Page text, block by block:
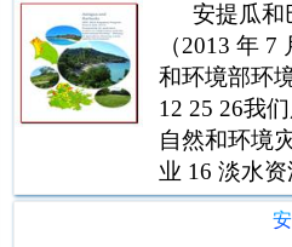
安提瓜和
（2013 年
和环境部环
12 25 26我
自然和环境
业 16 淡水
划1 20 263